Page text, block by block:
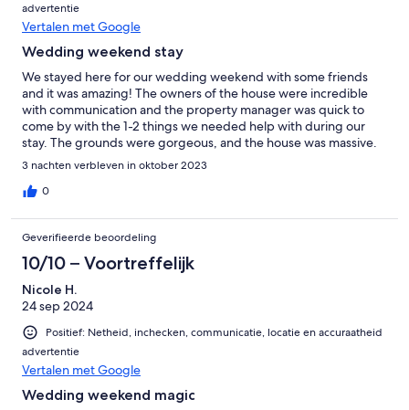
advertentie
Vertalen met Google
Wedding weekend stay
We stayed here for our wedding weekend with some friends
and it was amazing! The owners of the house were incredible
with communication and the property manager was quick to
come by with the 1-2 things we needed help with during our
stay. The grounds were gorgeous, and the house was massive.
Easily held all of our friends during our stay. Would recommend
venue.
3 nachten verbleven in oktober 2023
0
Geverifieerde beoordeling
10/10 – Voortreffelijk
Nicole H.
24 sep 2024
Positief: Netheid, inchecken, communicatie, locatie en accuraatheid
advertentie
Vertalen met Google
Wedding weekend magic